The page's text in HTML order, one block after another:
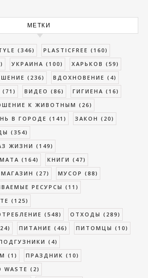
МЕТКИ
(346) PLASTICFREE (160)
УКРАИНА (100) ХАРЬКОВ (59)
(236) ВДОХНОВЕНИЕ (4)
(71) ВИДЕО (86) ГИГИЕНА (16)
К ЖИВОТНЫМ (26)
В ГОРОДЕ (141) ЗАКОН (20)
(354)
ЖИЗНИ (149)
(164) КНИГИ (47)
МАГАЗИН (27) МУСОР (88)
РЕСУРСЫ (11)
(125)
(548) ОТХОДЫ (289)
ПИТАНИЕ (46) ПИТОМЦЫ (10)
(4)
(1) ПРАЗДНИК (10)
(2)